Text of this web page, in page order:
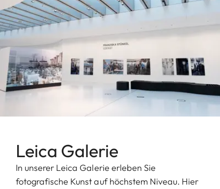
Leica Galerie
In unserer Leica Galerie erleben Sie
fotografische Kunst auf höchstem Niveau. Hier